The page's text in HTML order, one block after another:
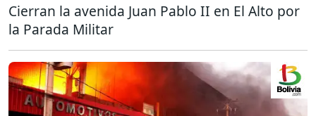
Cierran la avenida Juan Pablo II en El Alto por
la Parada Militar